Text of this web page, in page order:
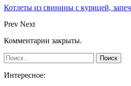
Котлеты из свинины с курицей,
Prev Next
Комментарии закрыты.
Интересное: